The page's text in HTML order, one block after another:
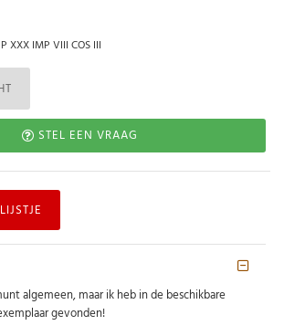
XXX IMP VIII COS III
STEL EEN VRAAG
algemeen, maar ik heb in de beschikbare
gevonden!